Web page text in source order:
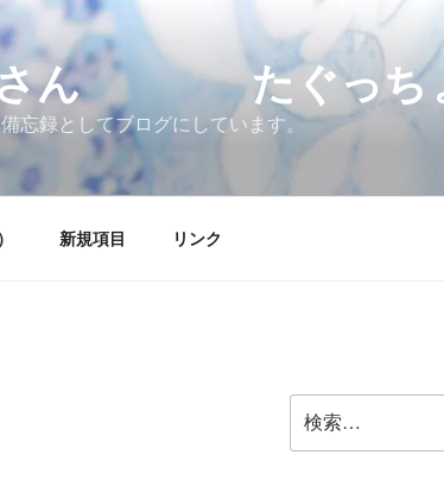
さん たぐっち
忘録としてブログにしています。
新規項目 リンク
索: